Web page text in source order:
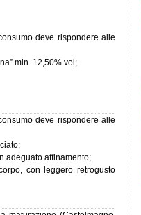
deve rispondere alle
min. 12,50% vol;
deve rispondere alle
adeguato affinamento;
con leggero retrogusto